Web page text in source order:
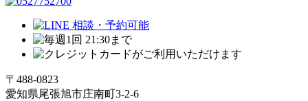
〒488-0823
愛知県尾張旭市庄南町3-2-6